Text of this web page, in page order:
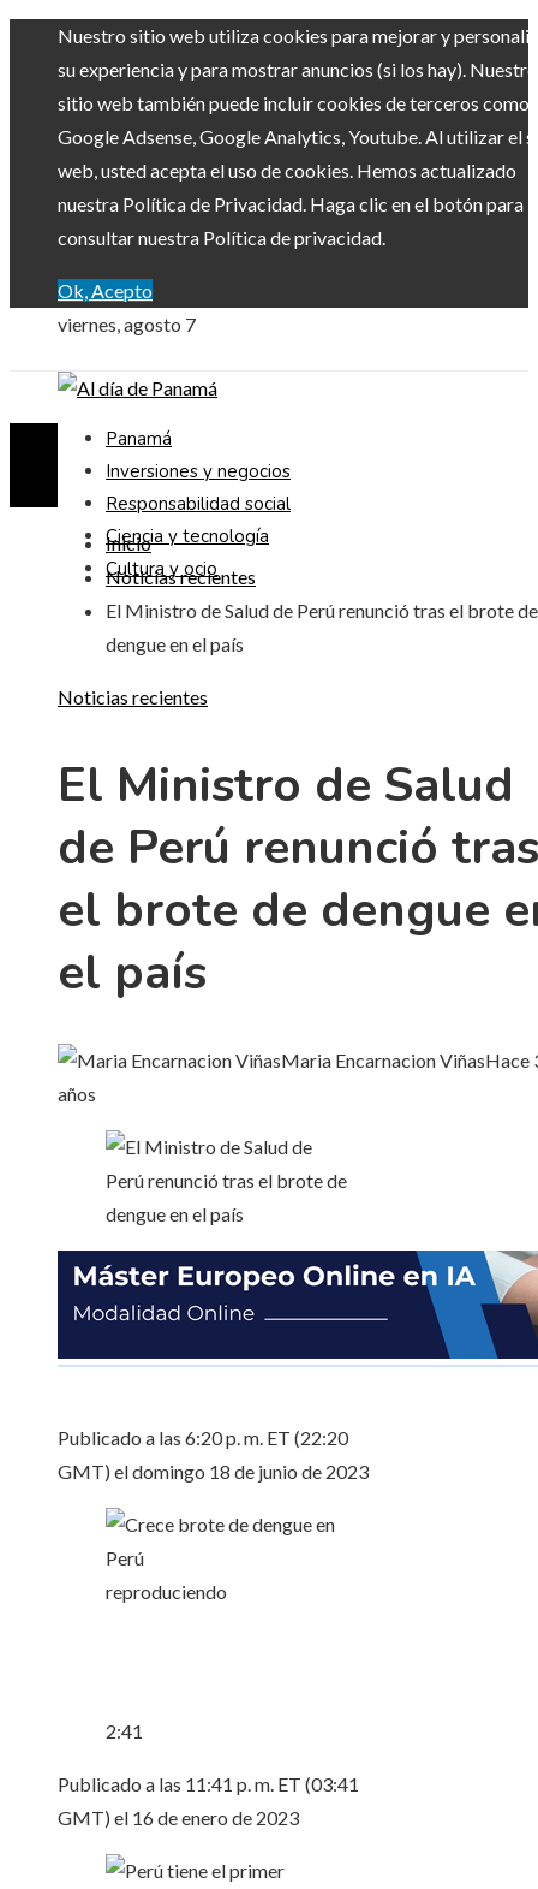
Nuestro sitio web utiliza cookies para mejorar y
su experiencia y para mostrar anuncios (si los hay). Nuestro
sitio web también puede incluir cookies de terceros como
Google Adsense, Google Analytics, Youtube. Al utilizar el
web, usted acepta el uso de cookies. Hemos actualizado
nuestra Política de Privacidad. Haga clic en el botón para
consultar nuestra Política de privacidad.
Ok, Acepto
viernes, agosto 7
Panamá
Inversiones y negocios
Responsabilidad social
Ciencia y tecnología
Cultura y ocio
Inicio
Noticias recientes
El Ministro de Salud de Perú renunció tras el brote de
dengue en el país
Noticias recientes
El Ministro de Salud
de Perú renunció tras
el brote de dengue
el país
Maria Encarnacion ViñasHace
años
Publicado a las 6:20 p. m. ET (22:20
GMT) el domingo 18 de junio de 2023
reproduciendo
2:41
Publicado a las 11:41 p. m. ET (03:41
GMT) el 16 de enero de 2023